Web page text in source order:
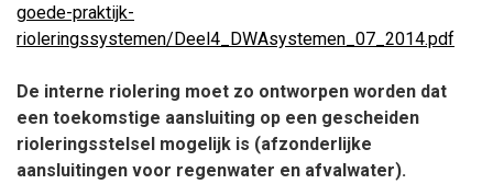
goede-praktijk-
rioleringssystemen/Deel4_DWAsystemen_07_2014.pdf
De interne riolering moet zo ontworpen worden dat
een toekomstige aansluiting op een gescheiden
rioleringsstelsel mogelijk is (afzonderlijke
aansluitingen voor regenwater en afvalwater).